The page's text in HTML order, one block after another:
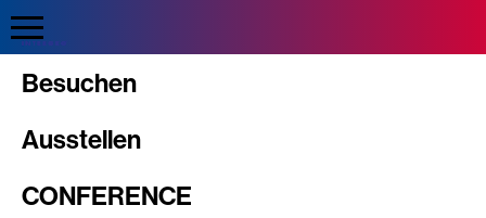
Besuchen
Ausstellen
CONFERENCE